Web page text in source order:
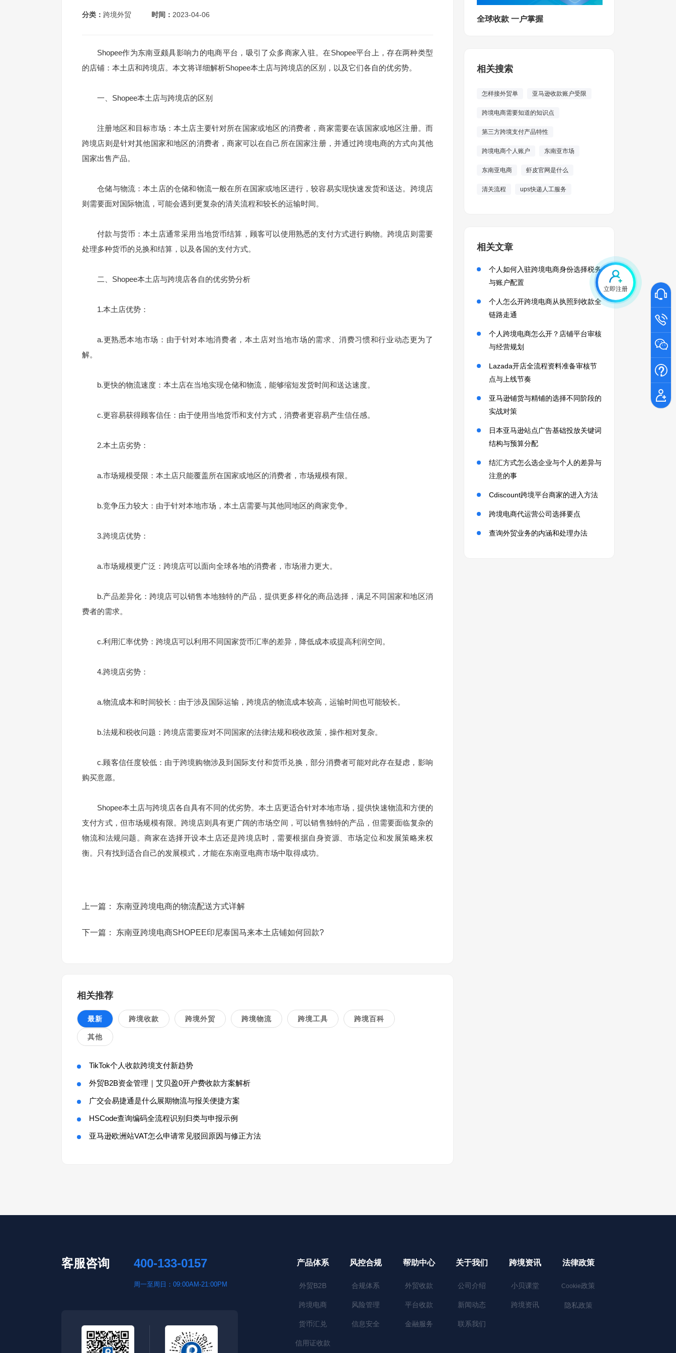
立即注册
分类： 跨境外贸 时间： 2023-04-06
Shopee作为东南亚颇具影响力的电商平台，吸引了众多商家入驻。在Shopee平台上，存在两种类型
的店铺：本土店和跨境店。本文将详细解析Shopee本土店与跨境店的区别，以及它们各自的优劣势。
一、Shopee本土店与跨境店的区别
注册地区和目标市场：本土店主要针对所在国家或地区的消费者，商家需要在该国家或地区注册。而
跨境店则是针对其他国家和地区的消费者，商家可以在自己所在国家注册，并通过跨境电商的方式向其他
国家出售产品。
仓储与物流：本土店的仓储和物流一般在所在国家或地区进行，较容易实现快速发货和送达。跨境店
则需要面对国际物流，可能会遇到更复杂的清关流程和较长的运输时间。
付款与货币：本土店通常采用当地货币结算，顾客可以使用熟悉的支付方式进行购物。跨境店则需要
处理多种货币的兑换和结算，以及各国的支付方式。
二、Shopee本土店与跨境店各自的优劣势分析
1.本土店优势：
a.更熟悉本地市场：由于针对本地消费者，本土店对当地市场的需求、消费习惯和行业动态更为了
解。
b.更快的物流速度：本土店在当地实现仓储和物流，能够缩短发货时间和送达速度。
c.更容易获得顾客信任：由于使用当地货币和支付方式，消费者更容易产生信任感。
2.本土店劣势：
a.市场规模受限：本土店只能覆盖所在国家或地区的消费者，市场规模有限。
b.竞争压力较大：由于针对本地市场，本土店需要与其他同地区的商家竞争。
3.跨境店优势：
a.市场规模更广泛：跨境店可以面向全球各地的消费者，市场潜力更大。
b.产品差异化：跨境店可以销售本地独特的产品，提供更多样化的商品选择，满足不同国家和地区消
费者的需求。
c.利用汇率优势：跨境店可以利用不同国家货币汇率的差异，降低成本或提高利润空间。
4.跨境店劣势：
a.物流成本和时间较长：由于涉及国际运输，跨境店的物流成本较高，运输时间也可能较长。
b.法规和税收问题：跨境店需要应对不同国家的法律法规和税收政策，操作相对复杂。
c.顾客信任度较低：由于跨境购物涉及到国际支付和货币兑换，部分消费者可能对此存在疑虑，影响
购买意愿。
Shopee本土店与跨境店各自具有不同的优劣势。本土店更适合针对本地市场，提供快速物流和方便的
支付方式，但市场规模有限。跨境店则具有更广阔的市场空间，可以销售独特的产品，但需要面临复杂的
物流和法规问题。商家在选择开设本土店还是跨境店时，需要根据自身资源、市场定位和发展策略来权
衡。只有找到适合自己的发展模式，才能在东南亚电商市场中取得成功。
上一篇： 东南亚跨境电商的物流配送方式详解
下一篇： 东南亚跨境电商SHOPEE印尼泰国马来本土店铺如何回款?
相关推荐
最新 跨境收款 跨境外贸 跨境物流 跨境工具 跨境百科
其他
TikTok个人收款跨境支付新趋势
外贸B2B资金管理｜艾贝盈0开户费收款方案解析
广交会易捷通是什么展期物流与报关便捷方案
HSCode查询编码全流程识别归类与申报示例
亚马逊欧洲站VAT怎么申请常见驳回原因与修正方法
全球收款 一户掌握
相关搜索
怎样接外贸单 亚马逊收款账户受限
跨境电商需要知道的知识点
第三方跨境支付产品特性
跨境电商个人账户 东南亚市场
东南亚电商 虾皮官网是什么
清关流程 ups快递人工服务
相关文章
个人如何入驻跨境电商身份选择税务
与账户配置
个人怎么开跨境电商从执照到收款全
链路走通
个人跨境电商怎么开？店铺平台审核
与经营规划
Lazada开店全流程资料准备审核节
点与上线节奏
亚马逊铺货与精铺的选择不同阶段的
实战对策
日本亚马逊站点广告基础投放关键词
结构与预算分配
结汇方式怎么选企业与个人的差异与
注意的事
Cdiscount跨境平台商家的进入方法
跨境电商代运营公司选择要点
查询外贸业务的内涵和处理办法
客服咨询 400-133-0157
周一至周日：09:00AM-21:00PM
产品体系
外贸B2B
跨境电商
货币汇兑
信用证收款
风控合规
合规体系
风险管理
信息安全
帮助中心
外贸收款
平台收款
金融服务
关于我们
公司介绍
新闻动态
联系我们
跨境资讯
小贝课堂
跨境资讯
法律政策
Cookie政策
隐私政策